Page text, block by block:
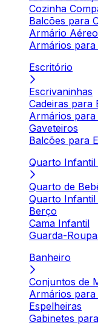
Cozinha
Balcões para
Armário Aéreo
Armários para
Escritório
Escrivaninhas
Cadeiras para
Armários
Gaveteiros
Balcões para
Quarto Infantil
Quarto de
Quarto Infantil
Berço
Cama Infantil
Guarda-
Banheiro
Conjuntos de
Armários
Espelheiras
Gabinetes